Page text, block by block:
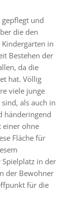
und
die den
in
Bestehen der
da die
hat. Völlig
viele junge
als auch in
händeringend
einer ohne
Fläche für
in der
der Bewohner
für die